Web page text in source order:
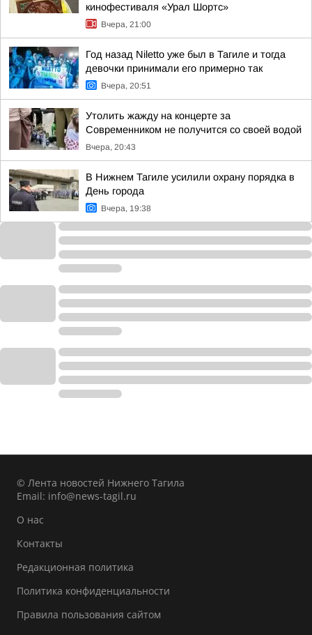
кинофестиваля «Урал Шортс»
Вчера, 21:00
Год назад Niletto уже был в Тагиле и тогда
девочки принимали его примерно так
Вчера, 20:51
Утолить жажду на концерте за
Современником не получится со своей водой
Вчера, 20:43
В Нижнем Тагиле усилили охрану порядка в
День города
Вчера, 19:38
© Лента новостей Нижнего Тагила
Email: info@news-tagil.ru
О нас
Контакты
Редакционная политика
Политика конфиденциальности
Правила пользования сайтом